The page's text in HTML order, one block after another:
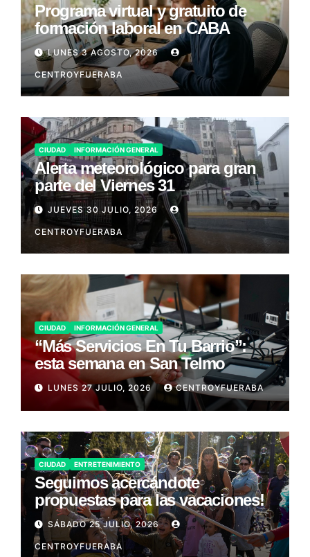
Programa virtual y gratuito de
formación laboral en CABA
LUNES 3 AGOSTO, 2026
CENTROYFUERABA
CIUDAD INFORMACIÓN GENERAL
Alerta meteorológico para gran
parte del Viernes 31
JUEVES 30 JULIO, 2026
CENTROYFUERABA
CIUDAD INFORMACIÓN GENERAL
“Más Servicios En Tu Barrio”:
esta semana en San Telmo
LUNES 27 JULIO, 2026 CENTROYFUERABA
CIUDAD ENTRETENIMIENTO
Seguimos acercándote
propuestas para las vacaciones!
SÁBADO 25 JULIO, 2026
CENTROYFUERABA